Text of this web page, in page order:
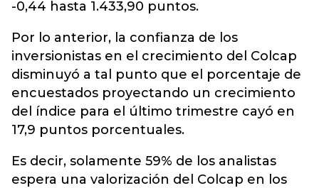
-0,44 hasta 1.433,90 puntos.
Por lo anterior, la confianza de los
inversionistas en el crecimiento del Colcap
disminuyó a tal punto que el porcentaje de
encuestados proyectando un crecimiento
del índice para el último trimestre cayó en
17,9 puntos porcentuales.
Es decir, solamente 59% de los analistas
espera una valorización del Colcap en los